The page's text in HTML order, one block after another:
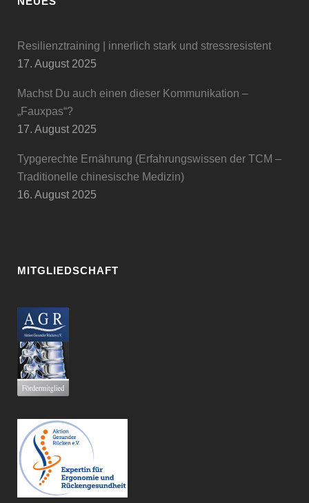
Resilienztraining | innerlich stark und stressresistent
17. August 2025
Machst Du auch einen dieser Kommunikation –
„Fauxpas“?
17. August 2025
Typgerechte Ernährung (Erfahrungswissen der TCM –
Traditionelle chinesische Medizin)
16. August 2025
MITGLIEDSCHAFT